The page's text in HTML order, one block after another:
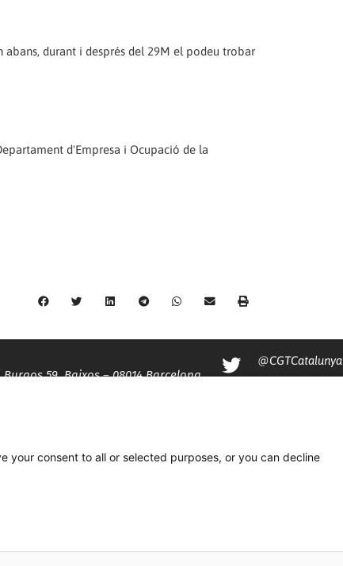
durant i després del 29M el podeu trobar
d'Empresa i Ocupació de la
Burgos 59, Baixos – 08014 Barcelona
@CGTCatalunya
your consent to all or selected purposes, or you can decline